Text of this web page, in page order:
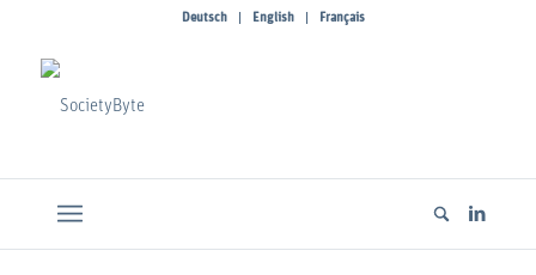
Deutsch English Français